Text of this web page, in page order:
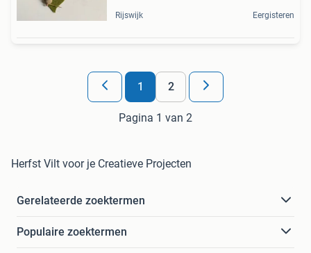
Rijswijk Eergisteren
1 2
Pagina 1 van 2
Herfst Vilt voor je Creatieve Projecten
Gerelateerde zoektermen
Populaire zoektermen